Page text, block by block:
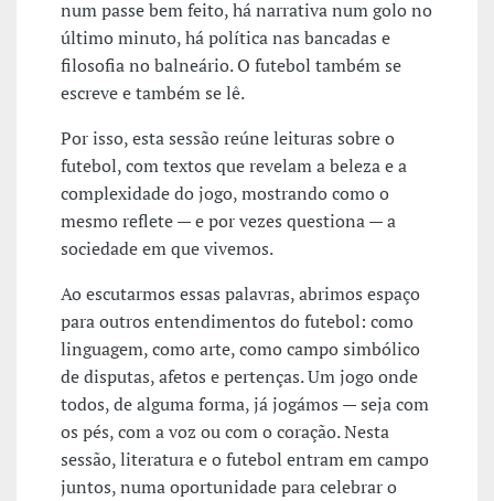
num passe bem feito, há narrativa num golo no
último minuto, há política nas bancadas e
filosofia no balneário. O futebol também se
escreve e também se lê.
Por isso, esta sessão reúne leituras sobre o
futebol, com textos que revelam a beleza e a
complexidade do jogo, mostrando como o
mesmo reflete — e por vezes questiona — a
sociedade em que vivemos.
Ao escutarmos essas palavras, abrimos espaço
para outros entendimentos do futebol: como
linguagem, como arte, como campo simbólico
de disputas, afetos e pertenças. Um jogo onde
todos, de alguma forma, já jogámos — seja com
os pés, com a voz ou com o coração. Nesta
sessão, literatura e o futebol entram em campo
juntos, numa oportunidade para celebrar o